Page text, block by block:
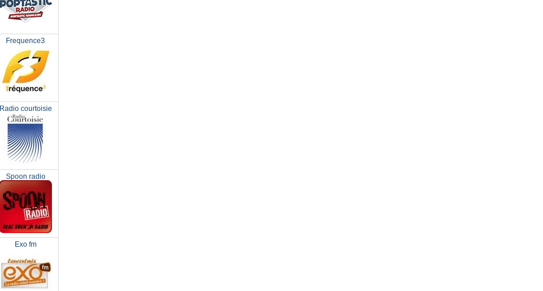
Frequence3
Radio courtoisie
Spoon radio
Exo fm